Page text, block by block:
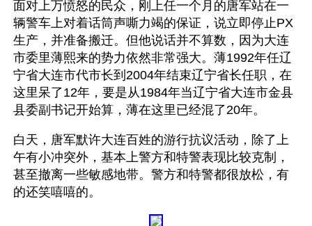
面对上万愤怒的民众，刚上任一个月的唐军站在一
辆警车上对着话筒声嘶力竭的保证，说立即停止PX
生产，并准备搬迁。但他说话并不算数，因为大连
市委里薄熙来的势力依然非常强大。薄1992年任辽
宁省大连市代市长到2004年结束辽宁省长任职，在
这里呆了12年，要是从1984年当辽宁省大连市金县
县委副书记开始算，薄在这里已经混了20年。
白天，唐军默许大连百姓的游行抗议活动，除了上
午有小冲突外，基本上警方和特警表现比较克制，
甚至撤离一些敏感地带。警方和特警都很放松，有
的还笑嘻嘻的。